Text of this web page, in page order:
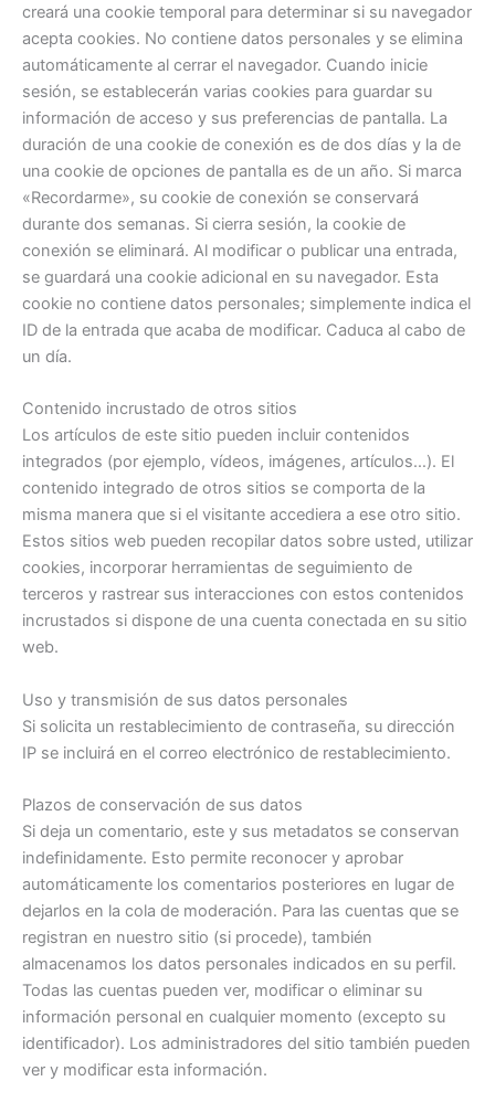
creará una cookie temporal para determinar si su navegador
acepta cookies. No contiene datos personales y se elimina
automáticamente al cerrar el navegador. Cuando inicie
sesión, se establecerán varias cookies para guardar su
información de acceso y sus preferencias de pantalla. La
duración de una cookie de conexión es de dos días y la de
una cookie de opciones de pantalla es de un año. Si marca
«Recordarme», su cookie de conexión se conservará
durante dos semanas. Si cierra sesión, la cookie de
conexión se eliminará. Al modificar o publicar una entrada,
se guardará una cookie adicional en su navegador. Esta
cookie no contiene datos personales; simplemente indica el
ID de la entrada que acaba de modificar. Caduca al cabo de
un día.
Contenido incrustado de otros sitios
Los artículos de este sitio pueden incluir contenidos
integrados (por ejemplo, vídeos, imágenes, artículos…). El
contenido integrado de otros sitios se comporta de la
misma manera que si el visitante accediera a ese otro sitio.
Estos sitios web pueden recopilar datos sobre usted, utilizar
cookies, incorporar herramientas de seguimiento de
terceros y rastrear sus interacciones con estos contenidos
incrustados si dispone de una cuenta conectada en su sitio
web.
Uso y transmisión de sus datos personales
Si solicita un restablecimiento de contraseña, su dirección
IP se incluirá en el correo electrónico de restablecimiento.
Plazos de conservación de sus datos
Si deja un comentario, este y sus metadatos se conservan
indefinidamente. Esto permite reconocer y aprobar
automáticamente los comentarios posteriores en lugar de
dejarlos en la cola de moderación. Para las cuentas que se
registran en nuestro sitio (si procede), también
almacenamos los datos personales indicados en su perfil.
Todas las cuentas pueden ver, modificar o eliminar su
información personal en cualquier momento (excepto su
identificador). Los administradores del sitio también pueden
ver y modificar esta información.